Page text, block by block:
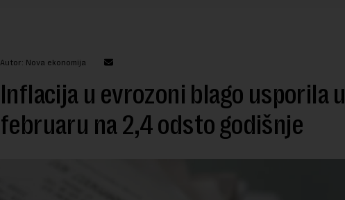
Autor: Nova ekonomija
Inflacija u evrozoni blago usporila u
februaru na 2,4 odsto godišnje